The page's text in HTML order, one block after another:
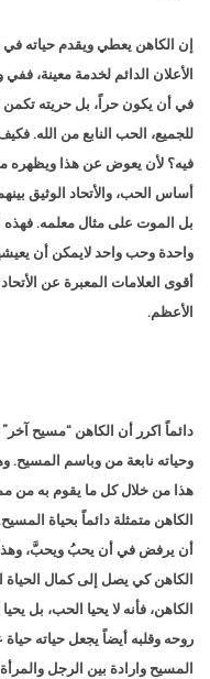
إن الكاهن يعطي ويقدم حياته في
الأعلان الدائم لخدمة معينة،
في أن يكون حراً، بل حريته تكمن
للجميع، الحب النابع من الله.
فيه؟ لأن يعوض عن هذا ويظهره
أساس الحب، والأتحاد الوثيق
بل الموت على مثال معلمه.
واحدة وحب واحد لايمكن أن
أقوى العلامات المعبرة عن
الأعظم.
دائماً اكرر أن الكاهن “مسيح
وحياته نابعة من وباسم المسيح.
هذا من خلال كل ما يقوم به من
الكاهن متمثلة دائماً بحياة
أن يرفض في أن يحبُ ويحبَّ، وهذا
الكاهن كي يصل إلى كمال الحياة
الكاهن، فأنه لا يحيا الحب، بل
روحه وقلبه أيضاً يجعل حياته
المسيح وارادة بين الرجل